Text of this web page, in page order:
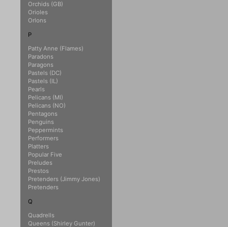
Orchids (GB)
Orioles
Orlons
P
Patty Anne (Flames)
Paradons
Paragons
Pastels (DC)
Pastels (IL)
Pearls
Pelicans (MI)
Pelicans (NO)
Pentagons
Penguins
Peppermints
Performers
Platters
Popular Five
Preludes
Prestos
Pretenders (Jimmy Jones)
Pretenders
Q
Quadrells
Queens (Shirley Gunter)